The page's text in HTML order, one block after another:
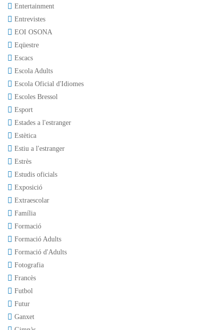
Entertainment
Entrevistes
EOI OSONA
Eqüestre
Escacs
Escola Adults
Escola Oficial d'Idiomes
Escoles Bressol
Esport
Estades a l'estranger
Estètica
Estiu a l'estranger
Estrès
Estudis oficials
Exposició
Extraescolar
Família
Formació
Formació Adults
Formació d'Adults
Fotografia
Francès
Futbol
Futur
Ganxet